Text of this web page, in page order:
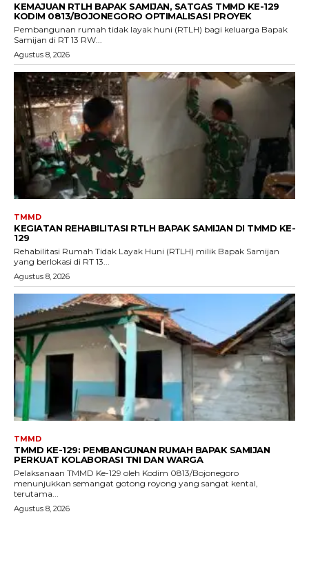
KEMAJUAN RTLH BAPAK SAMIJAN, SATGAS TMMD KE-129
KODIM 0813/BOJONEGORO OPTIMALISASI PROYEK
Pembangunan rumah tidak layak huni (RTLH) bagi keluarga Bapak
Samijan di RT 13 RW...
Agustus 8, 2026
TMMD
KEGIATAN REHABILITASI RTLH BAPAK SAMIJAN DI TMMD KE-
129
Rehabilitasi Rumah Tidak Layak Huni (RTLH) milik Bapak Samijan
yang berlokasi di RT 13...
Agustus 8, 2026
TMMD
TMMD KE-129: PEMBANGUNAN RUMAH BAPAK SAMIJAN
PERKUAT KOLABORASI TNI DAN WARGA
Pelaksanaan TMMD Ke-129 oleh Kodim 0813/Bojonegoro
menunjukkan semangat gotong royong yang sangat kental,
terutama...
Agustus 8, 2026